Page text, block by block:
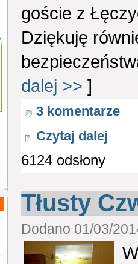
goście z
Dziękuję
dalej >> ]
3 komentarze
Czytaj dalej
6124 odsłony
Tłusty
Dodano 01/03/